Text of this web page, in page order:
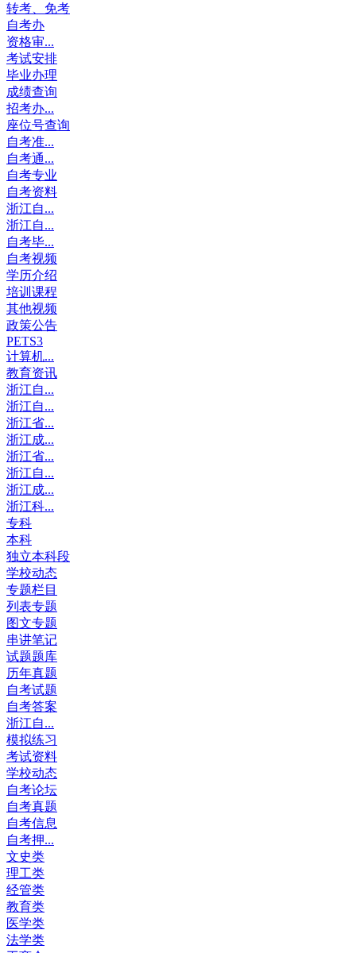
转考、免考
自考办
资格审...
考试安排
毕业办理
成绩查询
招考办...
座位号查询
自考准...
自考通...
自考专业
自考资料
浙江自...
浙江自...
自考毕...
自考视频
学历介绍
培训课程
其他视频
政策公告
PETS3
计算机...
教育资讯
浙江自...
浙江自...
浙江省...
浙江成...
浙江省...
浙江自...
浙江成...
浙江科...
专科
本科
独立本科段
学校动态
专题栏目
列表专题
图文专题
串讲笔记
试题题库
历年真题
自考试题
自考答案
浙江自...
模拟练习
考试资料
学校动态
自考论坛
自考真题
自考信息
自考押...
文史类
理工类
经管类
教育类
医学类
法学类